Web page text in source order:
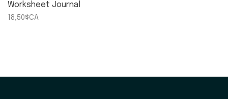
Worksheet Journal
18,50$CA